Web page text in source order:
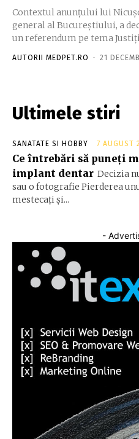
Contextul anunțului lui
general al Bucureștiului, a
un referendum pe tema
AUTORII MEDPET.RO - 21
Ultimele stiri
SANATATE SI HOBBY 7 AUGUST
Ce întrebări să puneți
implant dentar Decizia
sau o fotografie Pierderea
mestecați și...
-